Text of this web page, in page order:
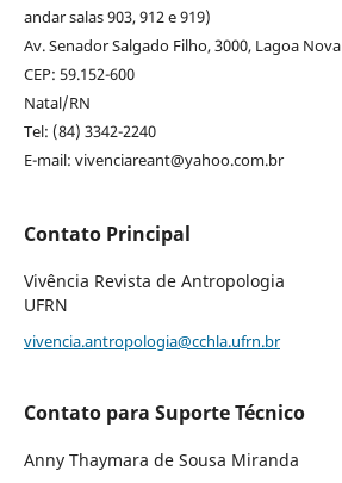
andar salas 903, 912 e 919)
Av. Senador Salgado Filho, 3000, Lagoa Nova
CEP: 59.152-600
Natal/RN
Tel: (84) 3342-2240
E-mail: vivenciareant@yahoo.com.br
Contato Principal
Vivência Revista de Antropologia
UFRN
vivencia.antropologia@cchla.ufrn.br
Contato para Suporte Técnico
Anny Thaymara de Sousa Miranda